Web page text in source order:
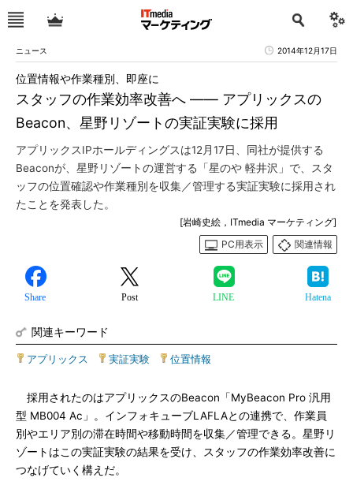
ニュース 2014年12月17日
スタッフの作業効率改善へ ―― アプリックスの
Beacon、星野リゾートの実証実験に採用
位置情報や作業種別、即座に
アプリックスIPホールディングスは12月17日、同社が提供する
Beaconが、星野リゾートの運営する「星のや 軽井沢」で、スタ
ッフの位置確認や作業種別を収集／管理する実証実験に採用され
たことを発表した。
[岩崎史絵，ITmedia マーケティング]
PC用表示
関連情報
Share Post LINE Hatena
関連キーワード
アプリックス 実証実験 位置情報
採用されたのはアプリックスのBeacon「MyBeacon Pro 汎用
型 MB004 Ac」。インフォキューブLAFLAとの連携で、作業員
別やエリア別の滞在時間や移動時間を収集／管理できる。星野リ
ゾートはこの実証実験の結果を受け、スタッフの作業効率改善に
つなげていく構えだ。